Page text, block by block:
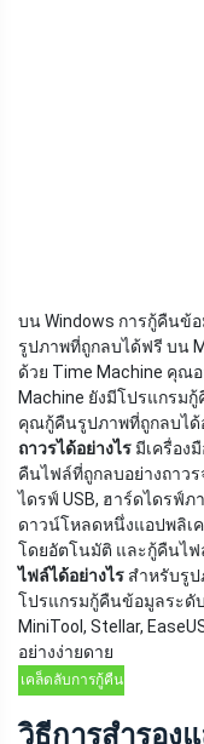
บน Windows การกู้คืนข้
รูปภาพที่ถูกลบได้ฟรี บน
ด้วย Time Machine คุณ
Machine ยังมีโปรแกรม
คุณกู้คืนรูปภาพที่ถูกลบได้
ถาวรได้อย่างไรมีเครื่อง
คืนไฟล์ที่ถูกลบอย่างถาวร
ไดรฟ์ USB, ฮาร์ดไดรฟ์
ดาวน์โหลดหนึ่งแอปพลิ
โดยอัตโนมัติ และกู้คืนไ
ไฟล์ได้อย่างไร สำหรับรู
โปรแกรมกู้คืนข้อมูลระดั
MiniTool, Stellar,
อย่างง่ายดาย
เคล็ดลับการกู้คืน
วิธีการสำรอง